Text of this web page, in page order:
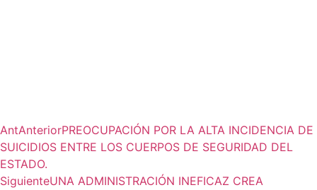
AntAnteriorPREOCUPACIÓN POR LA ALTA INCIDENCIA DE
SUICIDIOS ENTRE LOS CUERPOS DE SEGURIDAD DEL
ESTADO.
SiguienteUNA ADMINISTRACIÓN INEFICAZ CREA